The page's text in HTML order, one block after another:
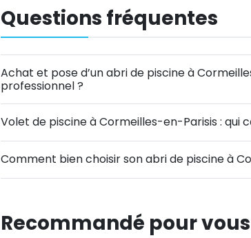
Questions fréquentes
Achat et pose d’un abri de piscine à
professionnel ?
Volet de piscine à Cormeilles-en-Parisis : qui
Comment bien choisir son abri de piscine à
Recommandé pour vous